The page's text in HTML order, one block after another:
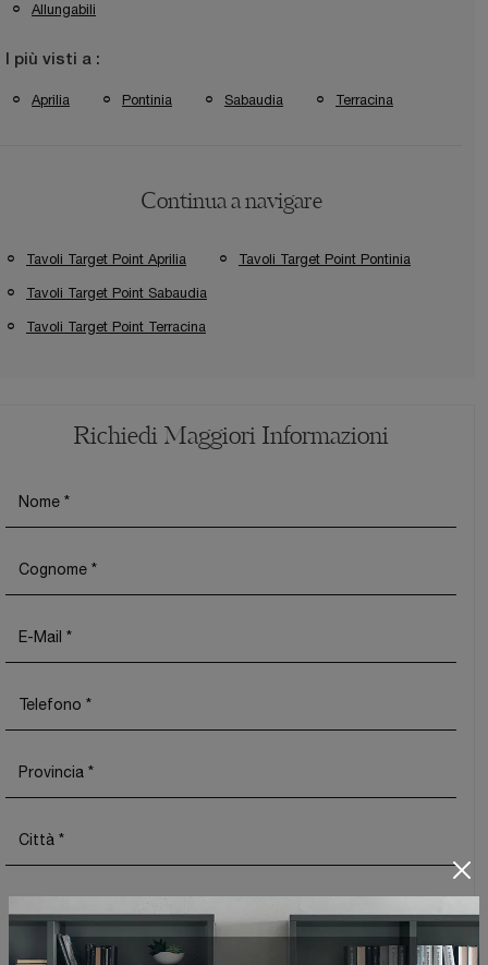
Allungabili
I più visti a :
Aprilia Pontinia Sabaudia Terracina
Continua a navigare
Tavoli Target Point Aprilia Tavoli Target Point Pontinia
Tavoli Target Point Sabaudia
Tavoli Target Point Terracina
Richiedi Maggiori Informazioni